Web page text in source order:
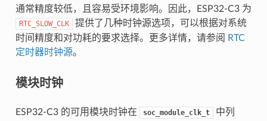
通常精度较低，且容易受环境影响。因此，ESP32-C3 为
RTC_SLOW_CLK
提供了几种时钟源选项，可以根据对系统
时间精度和对功耗的要求选择。更多详情，请参阅
RTC
定时器时钟源。
模块时钟
ESP32-C3 的可用模块时钟在 soc_module_clk_t
中列